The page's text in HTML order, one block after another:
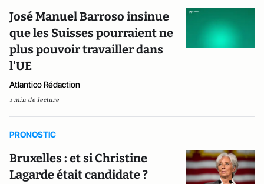
José Manuel Barroso insinue
que les Suisses pourraient ne
plus pouvoir travailler dans
l'UE
Atlantico Rédaction
1 min de lecture
PRONOSTIC
Bruxelles : et si Christine
Lagarde était candidate ?